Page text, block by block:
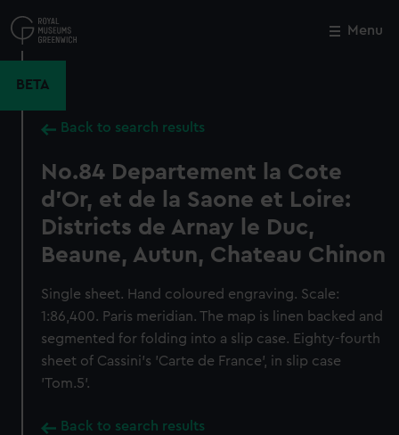
to
main
Menu
BETA
Back to search results
No.84 Departement la Cote
d'Or, et de la Saone et Loire:
Districts de Arnay le Duc,
Beaune, Autun, Chateau Chinon
Single sheet. Hand coloured engraving. Scale:
1:86,400. Paris meridian. The map is linen backed and
segmented for folding into a slip case. Eighty-fourth
sheet of Cassini's 'Carte de France', in slip case
'Tom.5'.
Back to search results
Close